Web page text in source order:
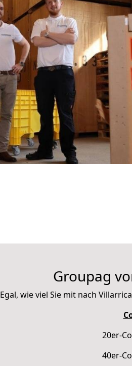
Groupag
Egal, wie viel Sie mit nach
20er-
40er-